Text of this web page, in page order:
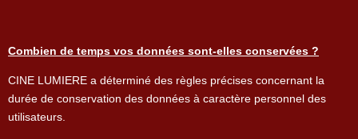
Combien de temps vos données sont-elles conservées ?
CINE LUMIERE a déterminé des règles précises concernant la
durée de conservation des données à caractère personnel des
utilisateurs.